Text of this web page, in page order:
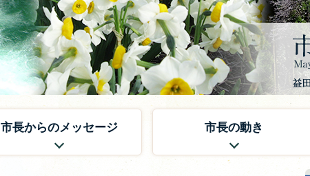
市長からのメッセージ 市長の動き